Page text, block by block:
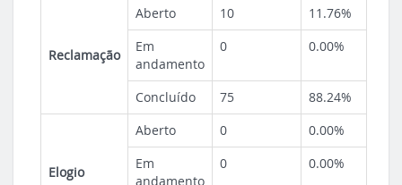
Reclamação
Aberto 10
11.76%
Em
andamento
0 0.00%
Concluído 75 88.24%
Elogio
Aberto 0
0.00%
Em
andamento
0 0.00%